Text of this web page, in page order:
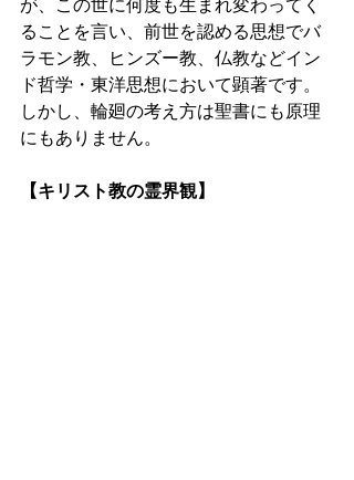
が、この世に何度も生まれ変わってく
ることを言い、前世を認める思想でバ
ラモン教、ヒンズー教、仏教などイン
ド哲学・東洋思想において顕著です。
しかし、輪廻の考え方は聖書にも原理
にもありません。
【キリスト教の霊界観】